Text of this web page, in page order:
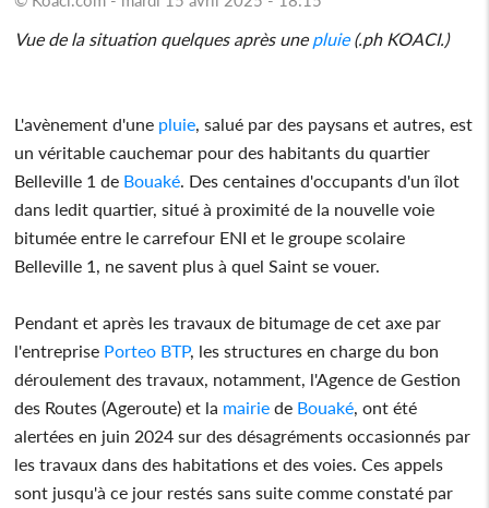
Vue de la situation quelques après unepluie(.ph KOACI.)
L'avènement d'une pluie , salué par des paysans et autres, est
un véritable cauchemar pour des habitants du quartier
Belleville 1 de Bouaké . Des centaines d'occupants d'un îlot
dans ledit quartier, situé à proximité de la nouvelle voie
bitumée entre le carrefour ENI et le groupe scolaire
Belleville 1, ne savent plus à quel Saint se vouer.
Pendant et après les travaux de bitumage de cet axe par
l'entreprise Porteo BTP, les structures en charge du bon
déroulement des travaux, notamment, l'Agence de Gestion
des Routes (Ageroute) et la mairie de Bouaké , ont été
alertées en juin 2024 sur des désagréments occasionnés par
les travaux dans des habitations et des voies. Ces appels
sont jusqu'à ce jour restés sans suite comme constaté par